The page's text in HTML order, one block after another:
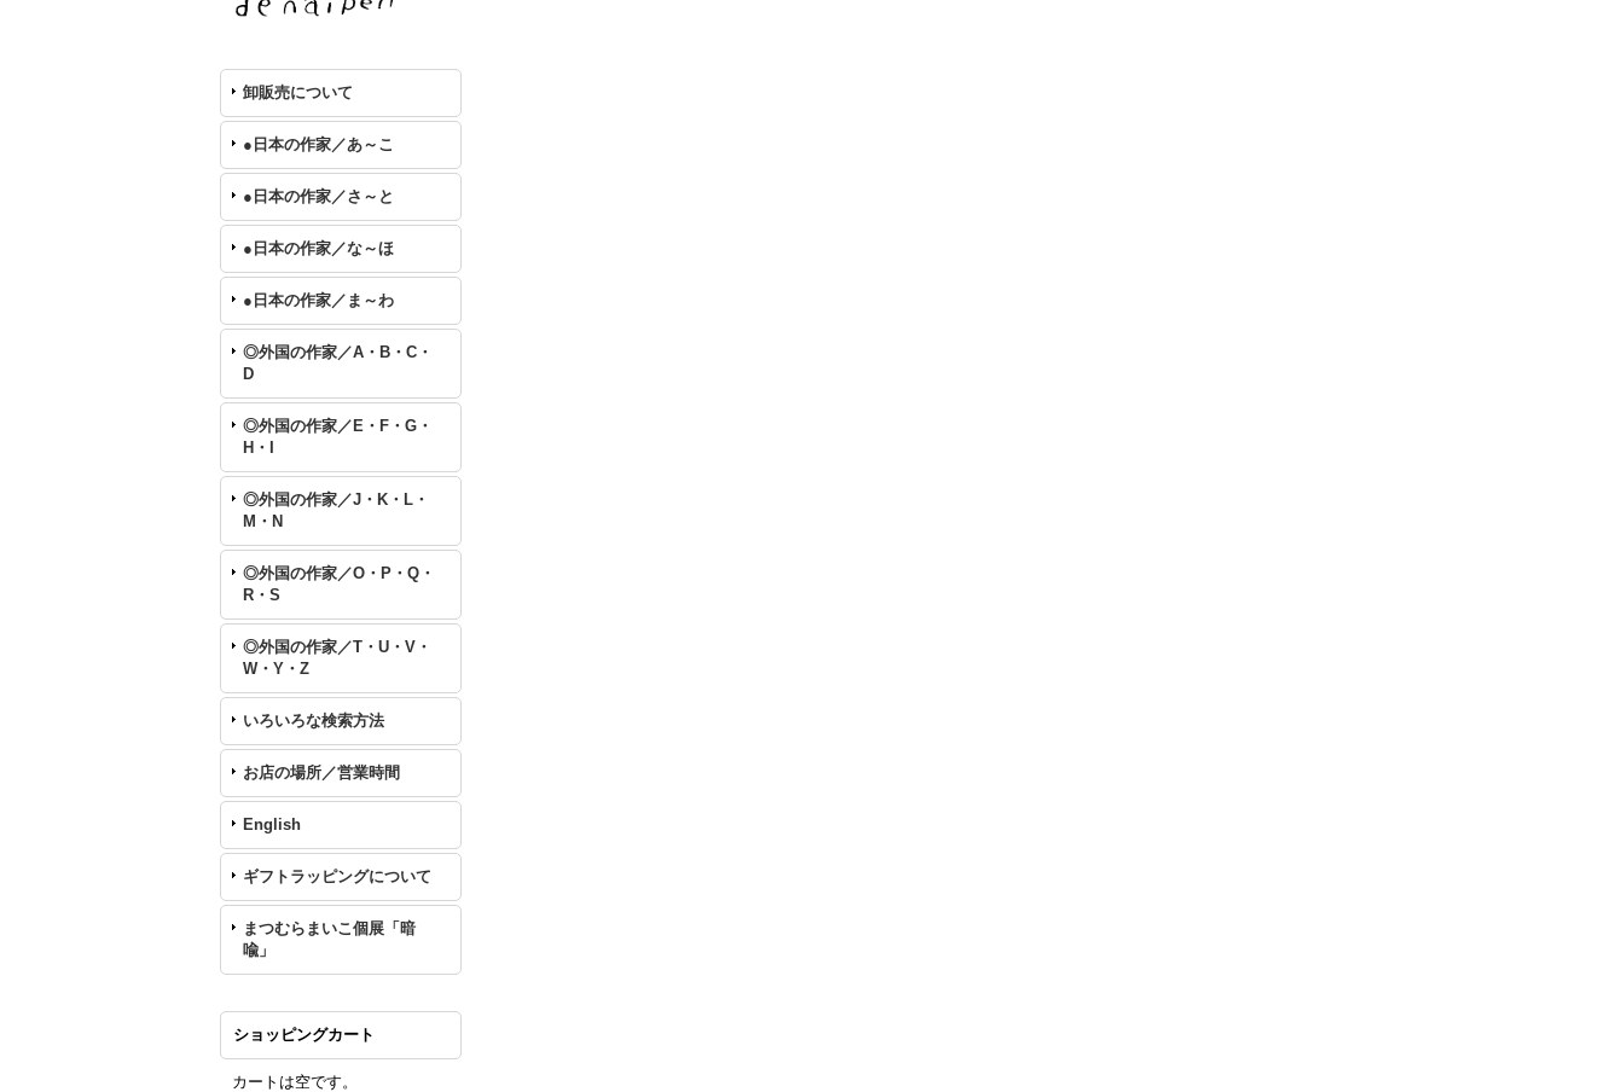
卸販売について
●日本の作家／あ～こ
●日本の作家／さ～と
●日本の作家／な～ほ
●日本の作家／ま～わ
◎外国の作家／A・B・C・
D
◎外国の作家／E・F・G・
H・I
◎外国の作家／J・K・L・
M・N
◎外国の作家／O・P・Q・
R・S
◎外国の作家／T・U・V・
W・Y・Z
いろいろな検索方法
お店の場所／営業時間
English
ギフトラッピングについて
まつむらまいこ個展「暗
喩」
ショッピングカート
カートは空です。